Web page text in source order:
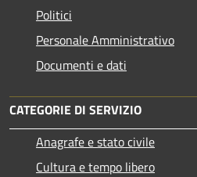
Politici
Personale Amministrativo
Documenti e dati
CATEGORIE DI SERVIZIO
Anagrafe e stato civile
Cultura e tempo libero